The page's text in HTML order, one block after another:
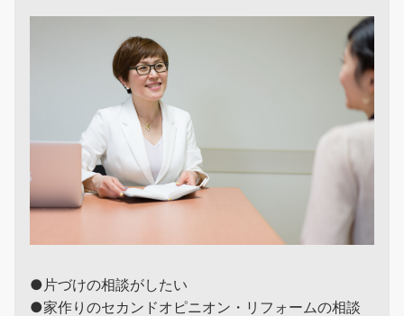
●片づけの相談がしたい
●家作りのセカンドオピニオン・リフォームの相談